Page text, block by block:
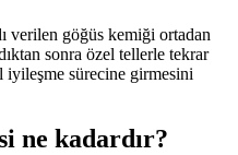
verilen göğüs kemiği ortadan
sonra özel tellerle tekrar
sürecine girmesini
ne kadardır?